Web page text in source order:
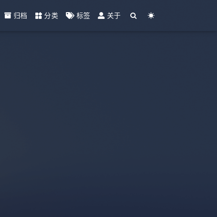
归档 分类 标签 关于